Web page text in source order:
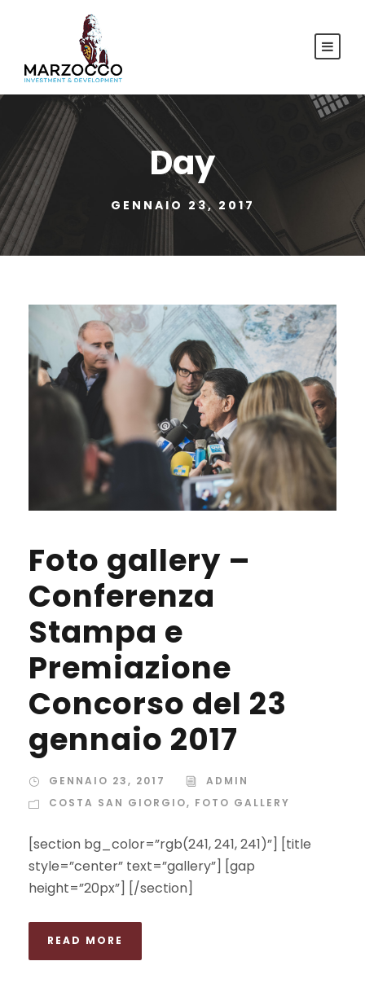
Day
GENNAIO 23, 2017
Foto gallery –
Conferenza
Stampa e
Premiazione
Concorso del 23
gennaio 2017
GENNAIO 23, 2017
ADMIN
COSTA SAN GIORGIO, FOTO GALLERY
[section bg_color=”rgb(241, 241, 241)”] [title
style=”center” text=”gallery”] [gap
height=”20px”] [/section]
READ MORE